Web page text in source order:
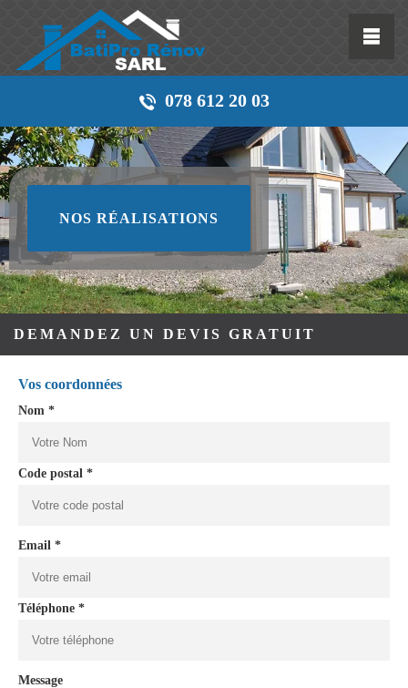
078 612 20 03
NOS RÉALISATIONS
DEMANDEZ UN DEVIS GRATUIT
Vos coordonnées
Nom *
Code postal *
Email *
Téléphone *
Message